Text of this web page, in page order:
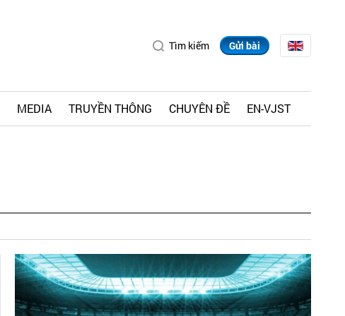
Tìm kiếm Gửi bài
MEDIA TRUYỀN THÔNG CHUYÊN ĐỀ EN-VJST